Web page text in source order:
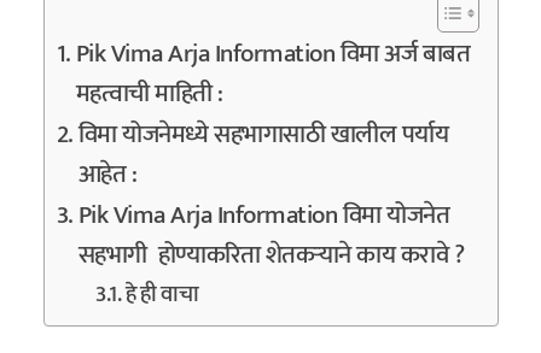
Pik Vima Arja Information विमा अर्ज बाबत
महत्वाची माहिती :
विमा योजनेमध्ये सहभागासाठी खालील पर्याय
आहेत :
Pik Vima Arja Information विमा योजनेत
सहभागी होण्याकरिता शेतकऱ्याने काय करावे ?
हे ही वाचा